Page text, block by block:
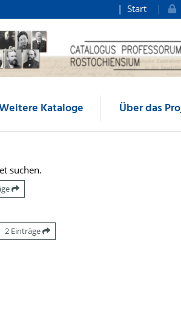
Start
Kataloge Über das
suchen.
2 Einträge